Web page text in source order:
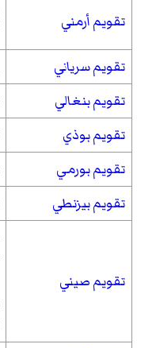
تقويم أرمني
تقويم سرياني
تقويم بنغالي
تقويم بوذي
تقويم بورمي
تقويم بيزنطي
تقويم صيني